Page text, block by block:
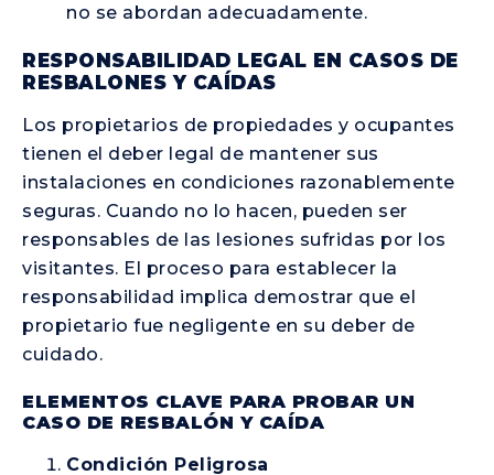
no se abordan adecuadamente.
RESPONSABILIDAD LEGAL EN CASOS DE
RESBALONES Y CAÍDAS
Los propietarios de propiedades y ocupantes
tienen el deber legal de mantener sus
instalaciones en condiciones razonablemente
seguras. Cuando no lo hacen, pueden ser
responsables de las lesiones sufridas por los
visitantes. El proceso para establecer la
responsabilidad implica demostrar que el
propietario fue negligente en su deber de
cuidado.
ELEMENTOS CLAVE PARA PROBAR UN
CASO DE RESBALÓN Y CAÍDA
Condición Peligrosa